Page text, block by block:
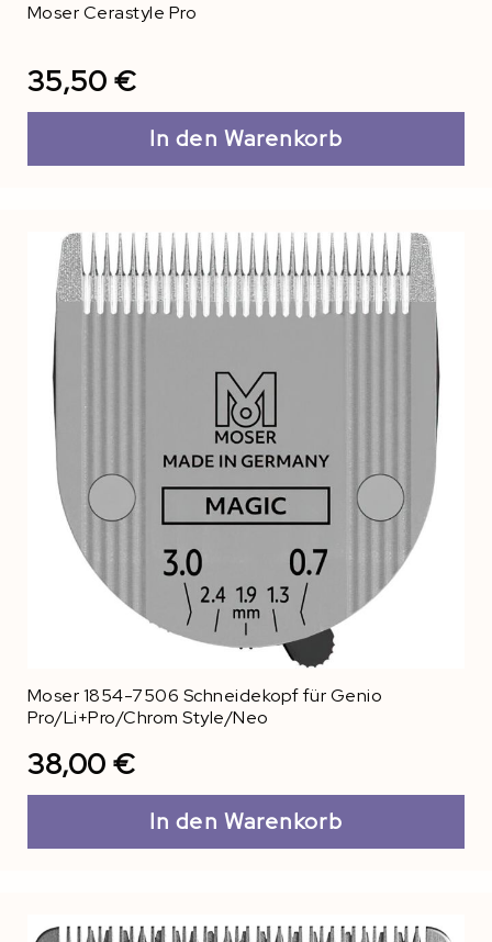
Moser Cerastyle Pro
35,50 €
In den Warenkorb
Moser 1854-7506 Schneidekopf für Genio
Pro/Li+Pro/Chrom Style/Neo
38,00 €
In den Warenkorb